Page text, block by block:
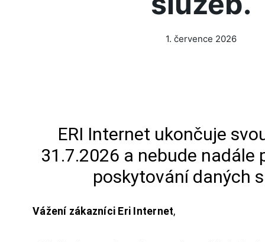
1. července 2026
ERI Internet ukončuje
31.7.2026 a nebude nadále
poskytování daných
Vážení zákazníci Eri Internet,